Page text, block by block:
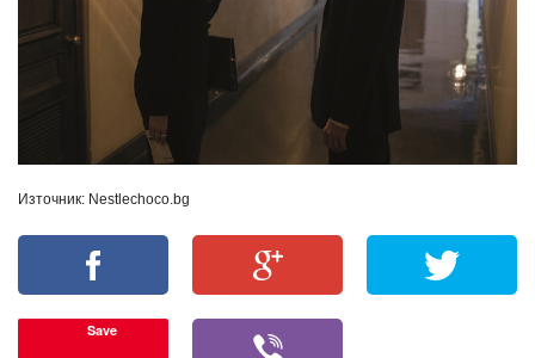
Източник: Nestlechoco.bg
Save